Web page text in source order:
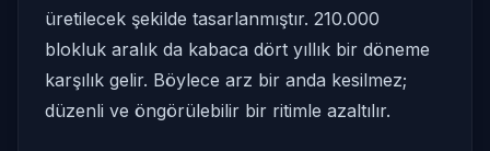
üretilecek şekilde tasarlanmıştır. 210.000
blokluk aralık da kabaca dört yıllık bir döneme
karşılık gelir. Böylece arz bir anda kesilmez;
düzenli ve öngörülebilir bir ritimle azaltılır.